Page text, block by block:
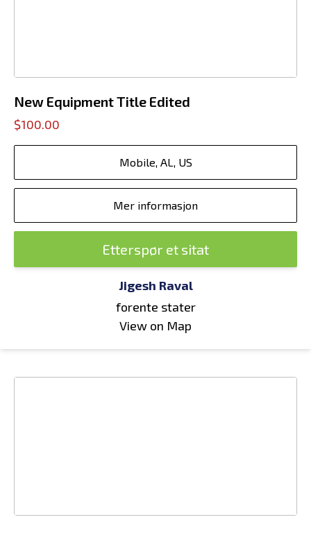
New Equipment Title Edited
$100.00
Mobile, AL, US
Mer informasjon
Etterspør et sitat
Jigesh Raval
forente stater
View on Map